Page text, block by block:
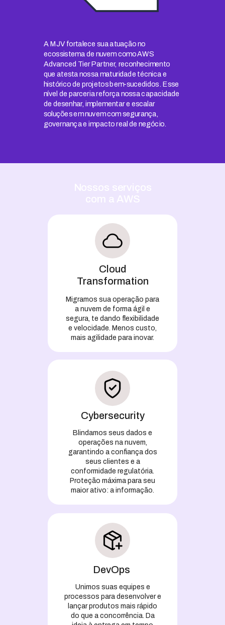
Nossos serviços
com a AWS
Cloud
Transformation
Migramos sua operação para
a nuvem de forma ágil e
segura, te dando flexibilidade
e velocidade. Menos custo,
mais agilidade para inovar.
Cybersecurity
Blindamos seus dados e
operações na nuvem,
garantindo a confiança dos
seus clientes e a
conformidade regulatória.
Proteção máxima para seu
maior ativo: a informação.
DevOps
Unimos suas equipes e
processos para desenvolver e
lançar produtos mais rápido
do que a concorrência. Da
A MJV fortalece sua atuação no
ecossistema de nuvem como AWS
Advanced Tier Partner, reconhecimento
que atesta nossa maturidade técnica e
histórico de projetos bem-sucedidos. Esse
nível de parceria reforça nossa capacidade
de desenhar, implementar e escalar
soluções em nuvem com segurança,
governança e impacto real de negócio.